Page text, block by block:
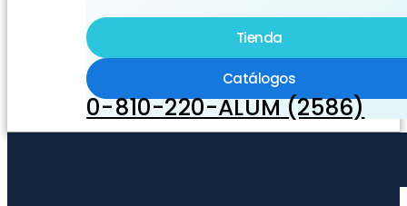
Tienda
Catálogos
0-810-220-ALUM (2586)